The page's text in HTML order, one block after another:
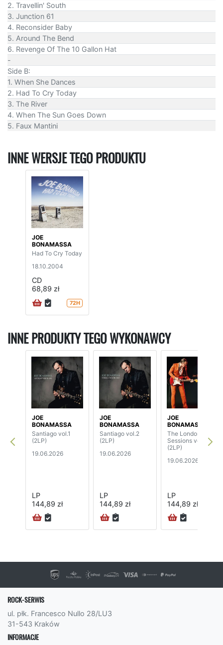
2. Travellin' South
3. Junction 61
4. Reconsider Baby
5. Around The Bend
6. Revenge Of The 10 Gallon Hat
-
Side B:
1. When She Dances
2. Had To Cry Today
3. The River
4. When The Sun Goes Down
5. Faux Mantini
INNE WERSJE TEGO PRODUKTU
JOE
BONAMASSA
Had To Cry Today
18.10.2004
CD
68,89 zł
72H
INNE PRODUKTY TEGO WYKONAWCY
JOE
BONAMASSA
Santiago vol.1
(2LP)
19.06.2026
LP
144,89 zł
JOE
BONAMASSA
Santiago vol.2
(2LP)
19.06.2026
LP
144,89 zł
JOE
BONAMASSA
The London
Sessions vol.1
(2LP)
19.06.2026
LP
144,89 zł
ROCK-SERWIS
ul. płk. Francesco Nullo 28/LU3
31-543 Kraków
INFORMACJE